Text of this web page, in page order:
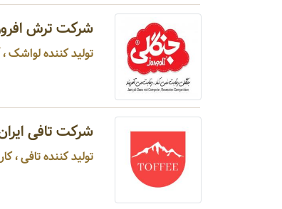
شرکت ترش
تولید کننده لواشک ،
شرکت تافی
تولید کننده تافی ،